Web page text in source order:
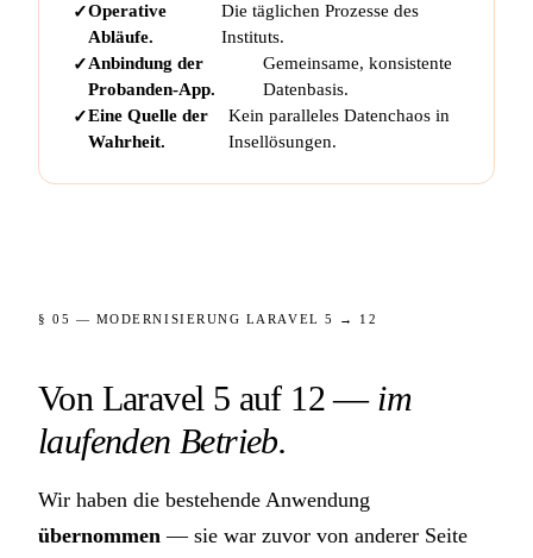
Operative
Abläufe.
Die täglichen Prozesse des
Instituts.
Anbindung der
Probanden-App.
Gemeinsame, konsistente
Datenbasis.
Eine Quelle der
Wahrheit.
Kein paralleles Datenchaos in
Insellösungen.
§ 05 — MODERNISIERUNG LARAVEL 5 → 12
Von Laravel 5 auf 12 — im
laufenden Betrieb.
Wir haben die bestehende Anwendung
übernommen — sie war zuvor von anderer Seite